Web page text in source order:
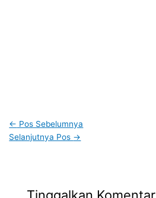
← Pos Sebelumnya
Selanjutnya Pos →